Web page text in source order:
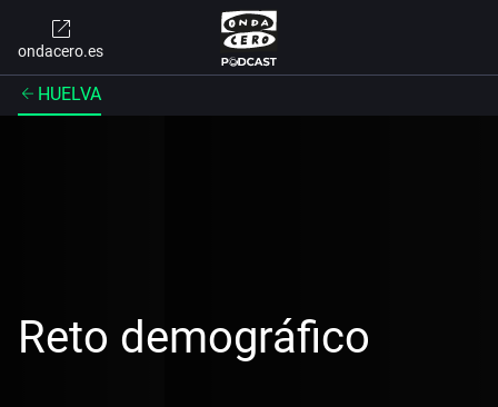
ondacero.es
HUELVA
Reto demográfico